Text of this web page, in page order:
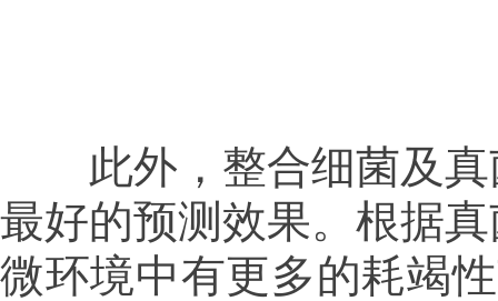
此外，整合细菌及真
最好的预测效果。根据
微环境中有更多的耗竭